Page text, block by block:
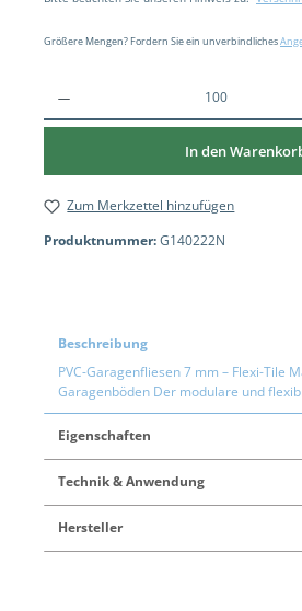
Größere Mengen? Fordern Sie ein unverbindliches
In den
Zum Merkzettel hinzufügen
Produktnummer:G140222N
Beschreibung
PVC-Garagenfliesen 7 mm – Flexi-Tile
Garagenböden Der modulare und
Eigenschaften
Technik & Anwendung
Hersteller